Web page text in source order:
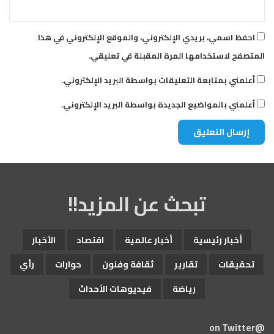
احفظ اسمي، بريدي الإلكتروني، والموقع الإلكتروني في هذا
المتصفح لاستخدامها المرة المقبلة في تعليقي.
أعلمني بمتابعة التعليقات بواسطة البريد الإلكتروني.
أعلمني بالمواضيع الجديدة بواسطة البريد الإلكتروني.
تبحث عن المزيد!!
أخبار رئيسية أخبار عالمية اقتصاد
الأخبار
تحقيقات
تقارير ثقافة وفنون حوارات
رأي
رياضة
فيديوهات الأحداث
@on Twitter